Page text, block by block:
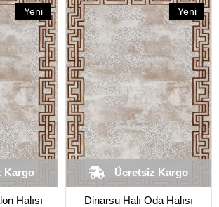
Halısı
Kargo
Yeni
Ürün
Dinarsu Halı Oda Halısı
Ücretsiz Kargo
Yeni
Ürün